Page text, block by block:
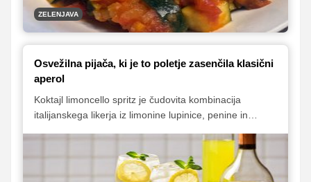
ZELENJAVA
Osvežilna pijača, ki je to poletje zasenčila klasični
aperol
Koktajl limoncello spritz je čudovita kombinacija
italijanskega likerja iz limonine lupinice, penine in
tudi s čudovito barvo in prijetnim vonjem. Za
popestritev mu dodajte nekaj metinih listov ali limoninih
rezin in dobili boste odličen koktajl, s katerim boste na